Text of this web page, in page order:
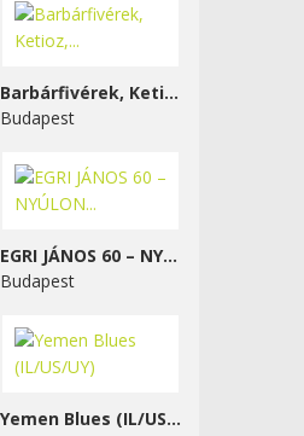
Barbárfivérek, Ketioz,...
Budapest
EGRI JÁNOS 60 – NYÚLON...
Budapest
Yemen Blues (IL/US/UY)